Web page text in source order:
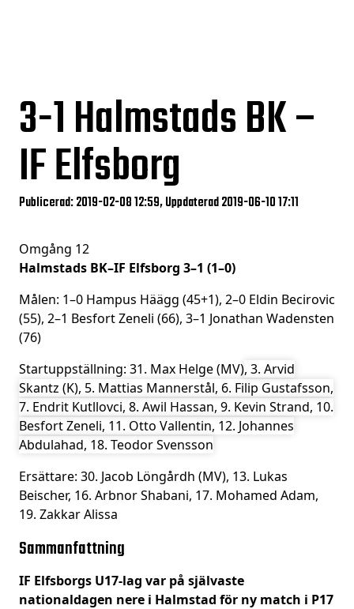
3-1Halmstads BK –
IF Elfsborg
Publicerad: 2019-02-08 12:59, Uppdaterad 2019-06-10 17:11
Omgång 12
Halmstads BK–IF Elfsborg 3–1 (1–0)
Målen: 1–0 Hampus Häägg (45+1), 2–0 Eldin Becirovic
(55), 2–1 Besfort Zeneli (66), 3–1 Jonathan Wadensten
(76)
Startuppställning: 31. Max Helge (MV), 3. Arvid
Skantz (K), 5. Mattias Mannerstål, 6. Filip Gustafsson,
7. Endrit Kutllovci, 8. Awil Hassan, 9. Kevin Strand, 10.
Besfort Zeneli, 11. Otto Vallentin, 12. Johannes
Abdulahad, 18. Teodor Svensson
Ersättare: 30. Jacob Löngårdh (MV), 13. Lukas
Beischer, 16. Arbnor Shabani, 17. Mohamed Adam,
19. Zakkar Alissa
Sammanfattning
IF Elfsborgs U17-lag var på självaste
nationaldagen nere i Halmstad för ny match i P17